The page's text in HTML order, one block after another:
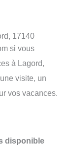
17140
si vous
à Lagord,
visite, un
vos vacances.
disponible